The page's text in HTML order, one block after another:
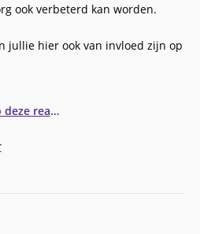
ook verbeterd kan worden.
jullie hier ook van invloed zijn op
reactie